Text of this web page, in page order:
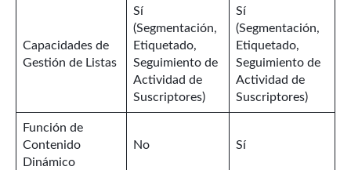
Capacidades de
Gestión de Listas
Sí
(Segmentación,
Etiquetado,
Seguimiento de
Actividad de
Suscriptores)
Sí
(Segmentación,
Etiquetado,
Seguimiento de
Actividad de
Suscriptores)
Función de
Contenido
Dinámico
No Sí